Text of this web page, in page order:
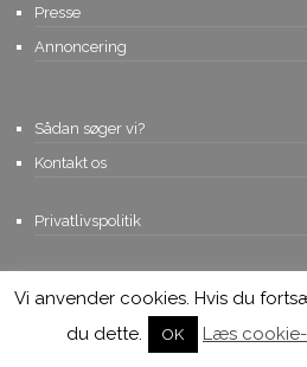
Presse
Annoncering
Sådan søger vi?
Kontakt os
Privatlivspolitik
© Copyright 2015, Viviro.com ApS-
tager forbehold for
Vi anvender cookies. Hvis du
du dette.
OK Læs